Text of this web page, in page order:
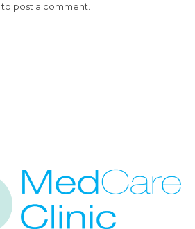
to post a comment.